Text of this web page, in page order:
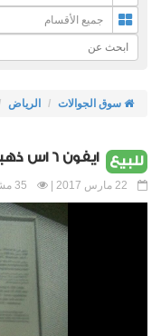
جميع الأقسام
سوق الجوالات الرياض
للبيع ايفون 6 اس ذهبي 64 قيقا